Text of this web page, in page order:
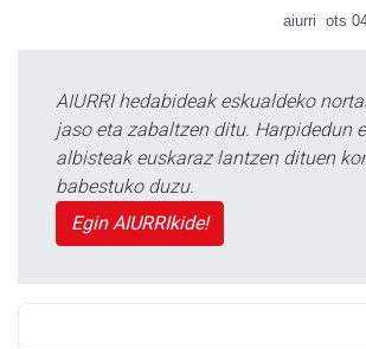
aiurri ots
AIURRI hedabideak eskualdeko
jaso eta zabaltzen ditu. Harpidedun
albisteak euskaraz lantzen dituen
babestuko duzu.
Egin AIURRIkide!